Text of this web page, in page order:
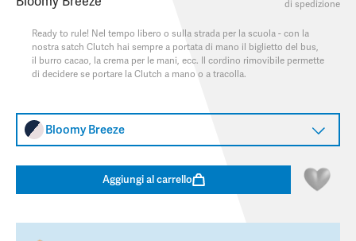
di spedizione
Ready to rule! Nel tempo libero o sulla strada per la scuola - con la
nostra satch Clutch hai sempre a portata di mano il biglietto del bus,
il burro cacao, la crema per le mani, ecc. Il cordino rimovibile permette
di decidere se portare la Clutch a mano o a tracolla.
Bloomy Breeze
Aggiungi al carrello